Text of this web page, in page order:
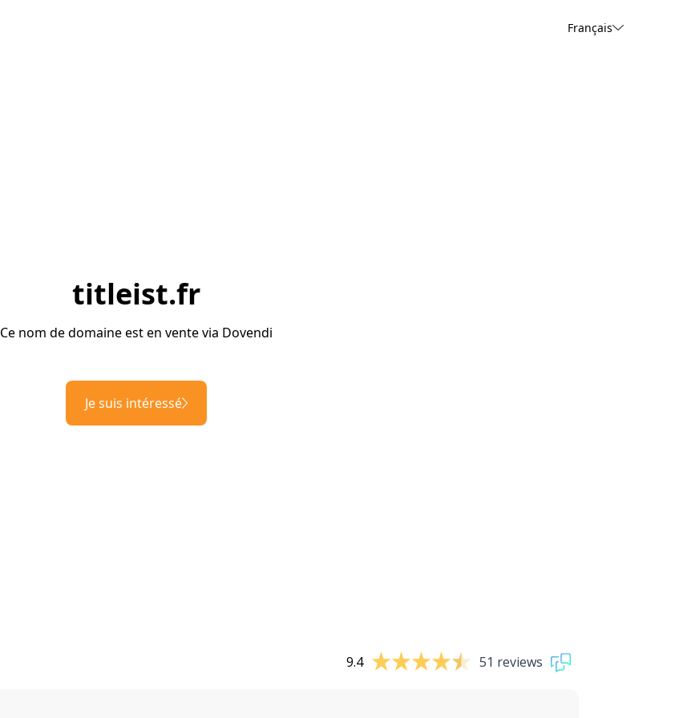
Français
titleist.fr
Ce nom de domaine est en vente via Dovendi
Je suis intéressé
9.4 51 reviews